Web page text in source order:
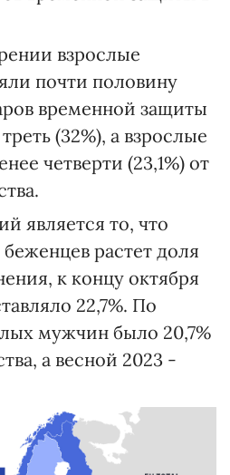
взрослые
почти половину
временной защиты
(32%), а взрослые
четверти (23,1%) от
является то, что
растет доля
к концу октября
22,7%. По
мужчин было 20,7%
а весной 2023 -